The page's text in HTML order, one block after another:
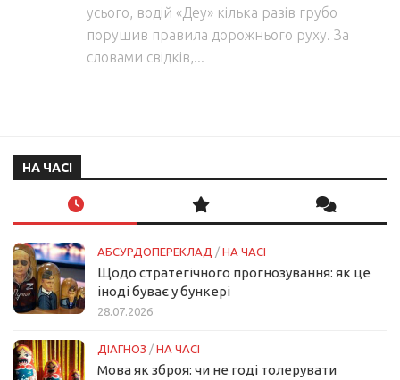
усього, водій «Деу» кілька разів грубо
порушив правила дорожнього руху. За
словами свідків,...
НА ЧАСІ
АБСУРДОПЕРЕКЛАД / НА ЧАСІ
Щодо стратегічного прогнозування: як це
іноді буває у бункері
28.07.2026
ДІАГНОЗ / НА ЧАСІ
Мова як зброя: чи не годі толерувати